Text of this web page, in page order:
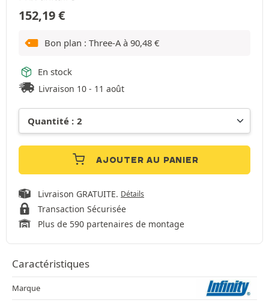
152,19€
Bon plan : Three-A à 90,48 €
En stock
Livraison 10 - 11 août
AJOUTER AU PANIER
Livraison GRATUITE. Détails
Transaction Sécurisée
Plus de 590 partenaires de montage
Caractéristiques
Marque